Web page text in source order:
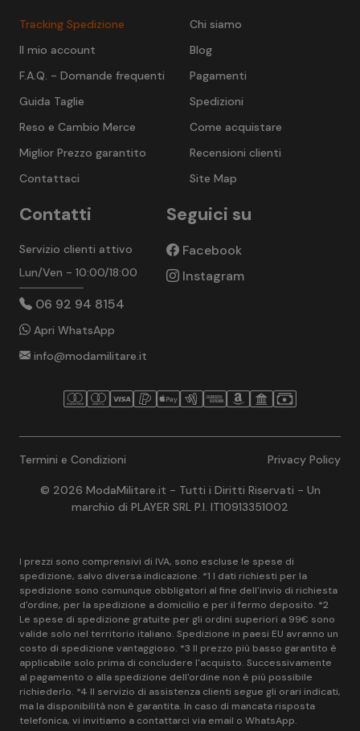
Chi siamo
Blog
Pagamenti
Spedizioni
Come acquistare
Recensioni clienti
Site Map
Tracking Spedizione
Il mio account
F.A.Q. - Domande frequenti
Guida Taglie
Reso e Cambio Merce
Miglior Prezzo garantito
Contattaci
Contatti
Servizio clienti attivo
Lun/Ven - 10:00/18:00
06 92 94 8154
Apri WhatsApp
info@modamilitare.it
Seguici su
Facebook
Instagram
Termini e Condizioni Privacy Policy
© 2026 ModaMilitare.it - Tutti i Diritti Riservati - Un
marchio di PLAYER SRL P.I. IT10913351002
I prezzi sono comprensivi di IVA, sono escluse le spese di
spedizione, salvo diversa indicazione. *1 I dati richiesti per la
spedizione sono comunque obbligatori al fine dell'invio di richiesta
d'ordine, per la spedizione a domicilio e per il fermo deposito. *2
Le spese di spedizione gratuite per gli ordini superiori a 99€ sono
valide solo nel territorio italiano. Spedizione in paesi EU avranno un
costo di spedizione vantaggioso. *3 Il prezzo più basso garantito è
applicabile solo prima di concludere l'acquisto. Successivamente
al pagamento o alla spedizione dell'ordine non è più possibile
richiederlo. *4 Il servizio di assistenza clienti segue gli orari indicati,
ma la disponibilità non è garantita. In caso di mancata risposta
telefonica, vi invitiamo a contattarci via email o WhatsApp.